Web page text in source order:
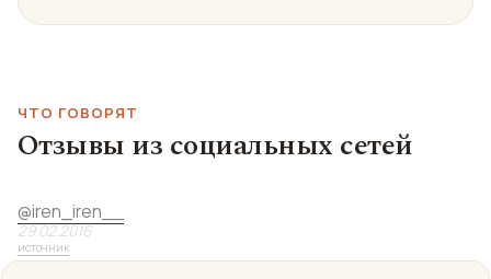
ЧТО ГОВОРЯТ
Отзывы из социальных сетей
@iren_iren__
29.02.2016
источник